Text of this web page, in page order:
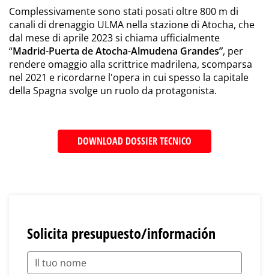
Complessivamente sono stati posati oltre 800 m di
canali di drenaggio ULMA nella stazione di Atocha, che
dal mese di aprile 2023 si chiama ufficialmente
“Madrid-Puerta de Atocha-Almudena Grandes”, per
rendere omaggio alla scrittrice madrilena, scomparsa
nel 2021 e ricordarne l'opera in cui spesso la capitale
della Spagna svolge un ruolo da protagonista.
DOWNLOAD DOSSIER TECNICO
Solicita presupuesto/información